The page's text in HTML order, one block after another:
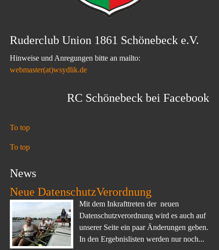
Ruderclub Union 1861 Schönebeck e.V.
Hinweise und Anregungen bitte an mailto:
webmaster(at)wsydlik.de
RC Schönebeck bei Facebook
To top
To top
News
Neue DatenschutzVerordnung
Mit dem Inkrafttreten der neuen
Datenschutzverordnung wird es auch auf
unserer Seite ein paar Änderungen geben.
In den Ergebnislisten werden nur noch...